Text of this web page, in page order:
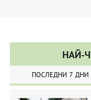
НАЙ-
ПОСЛЕДНИ 7 ДНИ